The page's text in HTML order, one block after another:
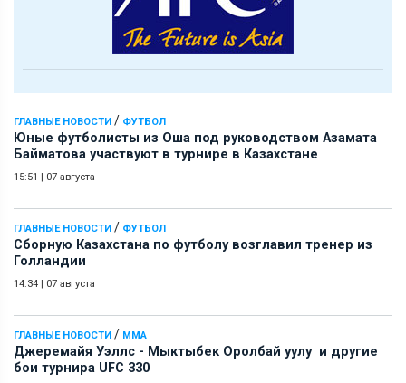
ГЛАВНЫЕ НОВОСТИ / ФУТБОЛ
Юные футболисты из Оша под руководством Азамата
Байматова участвуют в турнире в Казахстане
15:51 | 07 августа
ГЛАВНЫЕ НОВОСТИ / ФУТБОЛ
Сборную Казахстана по футболу возглавил тренер из
Голландии
14:34 | 07 августа
ГЛАВНЫЕ НОВОСТИ / ММА
Джеремайя Уэллс - Мыктыбек Оролбай уулу и другие
бои турнира UFC 330